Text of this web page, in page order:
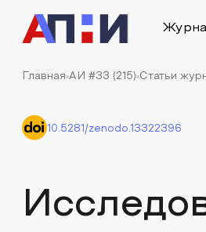
Главная АИ #33 (215) Статьи
10.5281/zenodo.13322396